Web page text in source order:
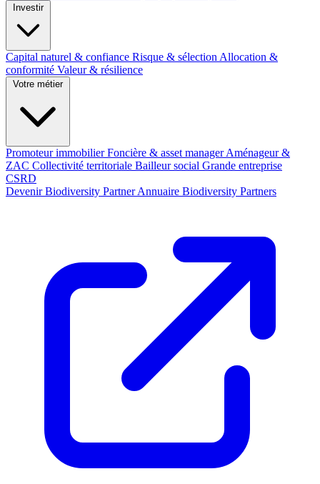
Investir
Capital naturel & confiance Risque & sélection Allocation &
conformité Valeur & résilience
Votre métier
Promoteur immobilierFoncière & asset managerAménageur &
ZAC Collectivité territoriale Bailleur social Grande entreprise
CSRD
Devenir Biodiversity PartnerAnnuaire Biodiversity Partners